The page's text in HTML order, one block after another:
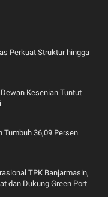
Perkuat Struktur hingga
Kesenian Tuntut
Tumbuh 36,09 Persen
TPK Banjarmasin,
dan Dukung Green Port